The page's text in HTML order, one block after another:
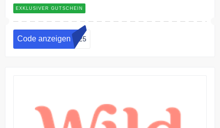
EXKLUSIVER GUTSCHEIN
Code anzeigen ie25